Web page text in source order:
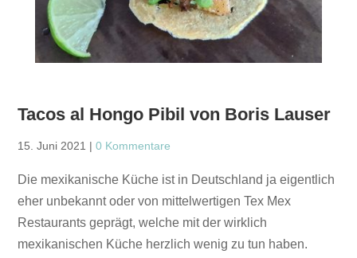
Tacos al Hongo Pibil von Boris Lauser
15. Juni 2021 |0 Kommentare
Die mexikanische Küche ist in Deutschland ja eigentlich
eher unbekannt oder von mittelwertigen Tex Mex
Restaurants geprägt, welche mit der wirklich
mexikanischen Küche herzlich wenig zu tun haben.